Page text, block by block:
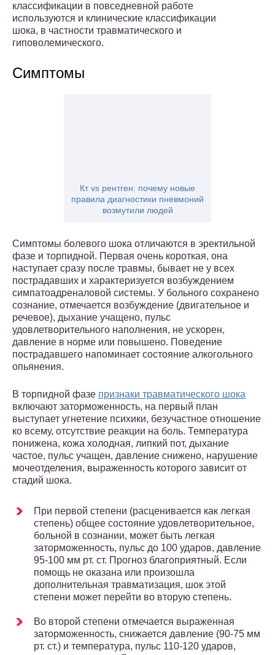
классификации в повседневной работе
используются и клинические классификации
шока, в частности травматического и
гиповолемического.
Симптомы
Кт vs рентген: почему новые
правила диагностики пневмоний
возмутили людей
Симптомы болевого шока отличаются в эректильной
фазе и торпидной. Первая очень короткая, она
наступает сразу после травмы, бывает не у всех
пострадавших и характеризуется возбуждением
симпатоадреналовой системы. У больного сохранено
сознание, отмечается возбуждение (двигательное и
речевое), дыхание учащено, пульс
удовлетворительного наполнения, не ускорен,
давление в норме или повышено. Поведение
пострадавшего напоминает состояние алкогольного
опьянения.
В торпидной фазе признаки травматического шока
включают заторможенность, на первый план
выступает угнетение психики, безучастное отношение
ко всему, отсутствие реакции на боль. Температура
понижена, кожа холодная, липкий пот, дыхание
частое, пульс учащен, давление снижено, нарушение
мочеотделения, выраженность которого зависит от
стадий шока.
При первой степени (расценивается как легкая
степень) общее состояние удовлетворительное,
больной в сознании, может быть легкая
заторможенность, пульс до 100 ударов, давление
95-100 мм рт. ст. Прогноз благоприятный. Если
помощь не оказана или произошла
дополнительная травматизация, шок этой
степени может перейти во вторую степень.
Во второй степени отмечается выраженная
заторможенность, снижается давление (90-75 мм
рт. ст.) и температура, пульс 110-120 ударов,